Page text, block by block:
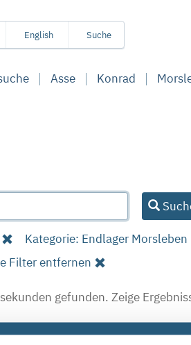
English Suche
Asse Konrad
Kategorie: Endlager Morsleben
Filter entfernen
gefunden. Zeige